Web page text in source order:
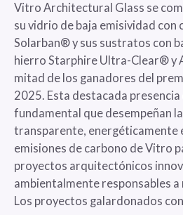
Vitro Architectural Glass se
su vidrio de baja emisividad con
Solarban® y sus sustratos con
hierro Starphire Ultra-Clear® y
mitad de los ganadores del
2025. Esta destacada presencia
fundamental que desempeñan
transparente, energéticamente
emisiones de carbono de Vitro
proyectos arquitectónicos
ambientalmente responsables a
Los proyectos galardonados